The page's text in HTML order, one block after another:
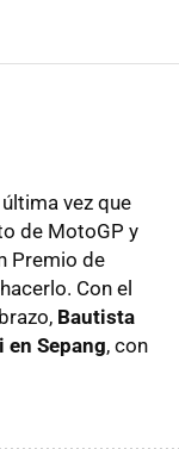
vez que
de MotoGP y
Premio de
Con el
Bautista
en Sepang, con